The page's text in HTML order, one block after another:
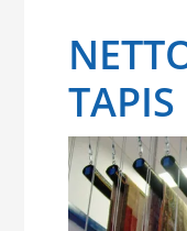
TAPIS